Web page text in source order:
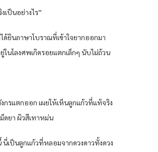
เป็นอย่างไร”
ด้ยินภาษาโบราณที่เข้าใจยากออกมา
นโลงศพเกิดรอยแตกเล็กๆ นับไม่ถ้วน
รแตกออก เผยให้เห็นลูกแก้วที่แท้จริง
ดยา ผิวสีเทาหม่น
เป็นลูกแก้วที่หลอมจากดวงดาวทั้งดวง